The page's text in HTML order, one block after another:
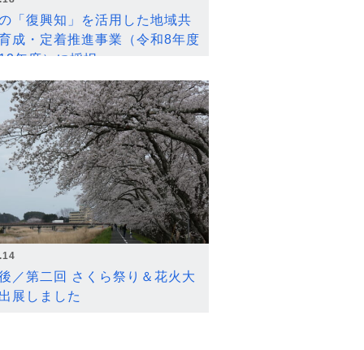
「復興知」を活用した地域共
成・定着推進事業（令和8年度
年度）に採択
／第二回 さくら祭り＆花火大
展しました